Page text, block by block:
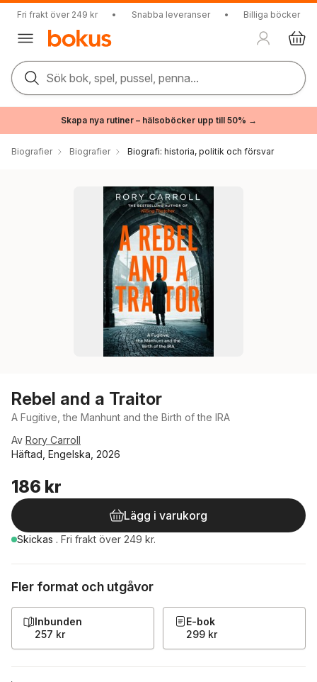
Fri frakt över 249 kr • Snabba leveranser • Billiga böcker
Sök bok, spel, pussel, penna...
Skapa nya rutiner – hälsoböcker upp till 50% →
Biografier Biografier Biografi: historia, politik och försvar
Rebel and a Traitor
A Fugitive, the Manhunt and the Birth of the IRA
Av Rory Carroll
Häftad, Engelska, 2026
186 kr
Lägg i varukorg
Skickas . Fri frakt över 249 kr.
Fler format och utgåvor
Inbunden
257 kr
E-bok
299 kr